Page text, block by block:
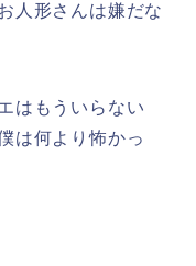
人形さんは嫌だな
はもういらない
は何より怖かっ